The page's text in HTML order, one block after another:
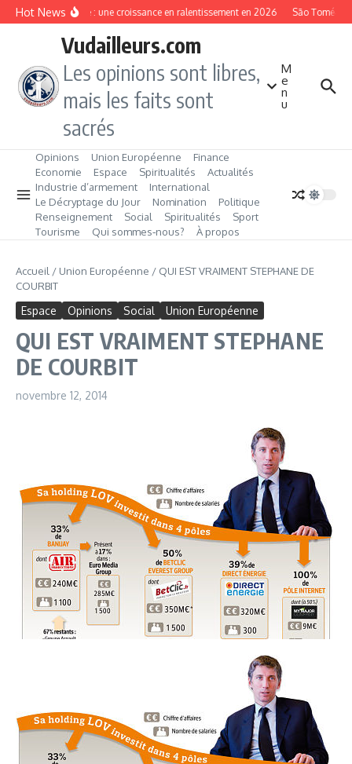
Aller au contenu
Hot NewsGambie : une croissance en ralentissement en 2026 São
Vudailleurs.com
Les opinions sont libres,
mais les faits sont
sacrés
M
e
n
u
Opinions Union Européenne
Finance
Economie
Espace Spiritualités
Actualités
Industrie d’armement
International
Le Décryptage du Jour
Nomination
Politique
Renseignement
Social Spiritualités
Sport
Tourisme
Qui sommes‑nous? À propos
Accueil / Union Européenne / QUI EST VRAIMENT STEPHANE DE
COURBIT
Espace Opinions Social Union Européenne
QUI EST VRAIMENT STEPHANE
DE COURBIT
novembre 12, 2014